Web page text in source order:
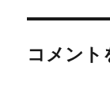
コメント